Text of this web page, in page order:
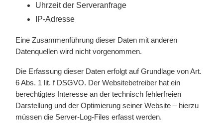
Uhrzeit der Serveranfrage
IP-Adresse
Eine Zusammenführung dieser Daten mit anderen
Datenquellen wird nicht vorgenommen.
Die Erfassung dieser Daten erfolgt auf Grundlage von Art.
6 Abs. 1 lit. f DSGVO. Der Websitebetreiber hat ein
berechtigtes Interesse an der technisch fehlerfreien
Darstellung und der Optimierung seiner Website – hierzu
müssen die Server-Log-Files erfasst werden.